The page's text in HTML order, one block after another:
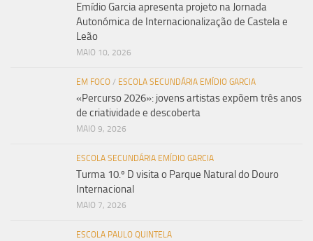
Emídio Garcia apresenta projeto na Jornada
Autonómica de Internacionalização de Castela e
Leão
MAIO 10, 2026
EM FOCO / ESCOLA SECUNDÁRIA EMÍDIO GARCIA
«Percurso 2026»: jovens artistas expõem três anos
de criatividade e descoberta
MAIO 9, 2026
ESCOLA SECUNDÁRIA EMÍDIO GARCIA
Turma 10.º D visita o Parque Natural do Douro
Internacional
MAIO 7, 2026
ESCOLA PAULO QUINTELA